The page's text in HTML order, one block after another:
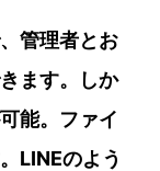
管理者とお
ます。しか
能。ファイ
LINEのよう